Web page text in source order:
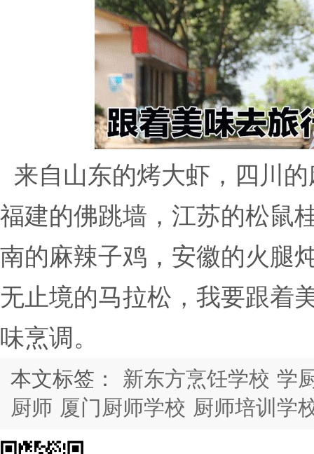
来自山东的烤大虾，四川
福建的佛跳墙，江苏的松鼠
南的麻辣子鸡，安徽的火腿
无止境的马拉松，我要跟着
味烹调。
本文标签： 新东方烹饪学校 学
厨师 厦门厨师学校 厨师培训学